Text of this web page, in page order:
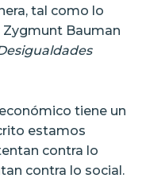
tal como lo
Bauman
tiene un
estamos
contra lo
contra lo social.